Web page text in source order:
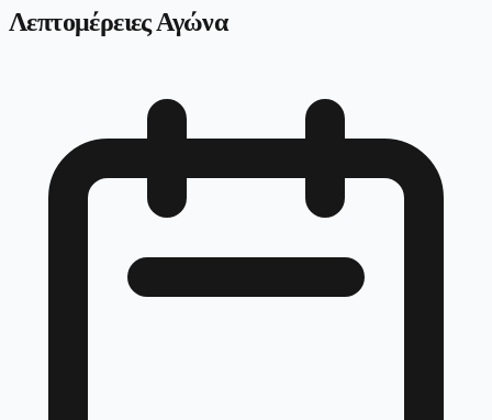
Λεπτομέρειες Αγώνα